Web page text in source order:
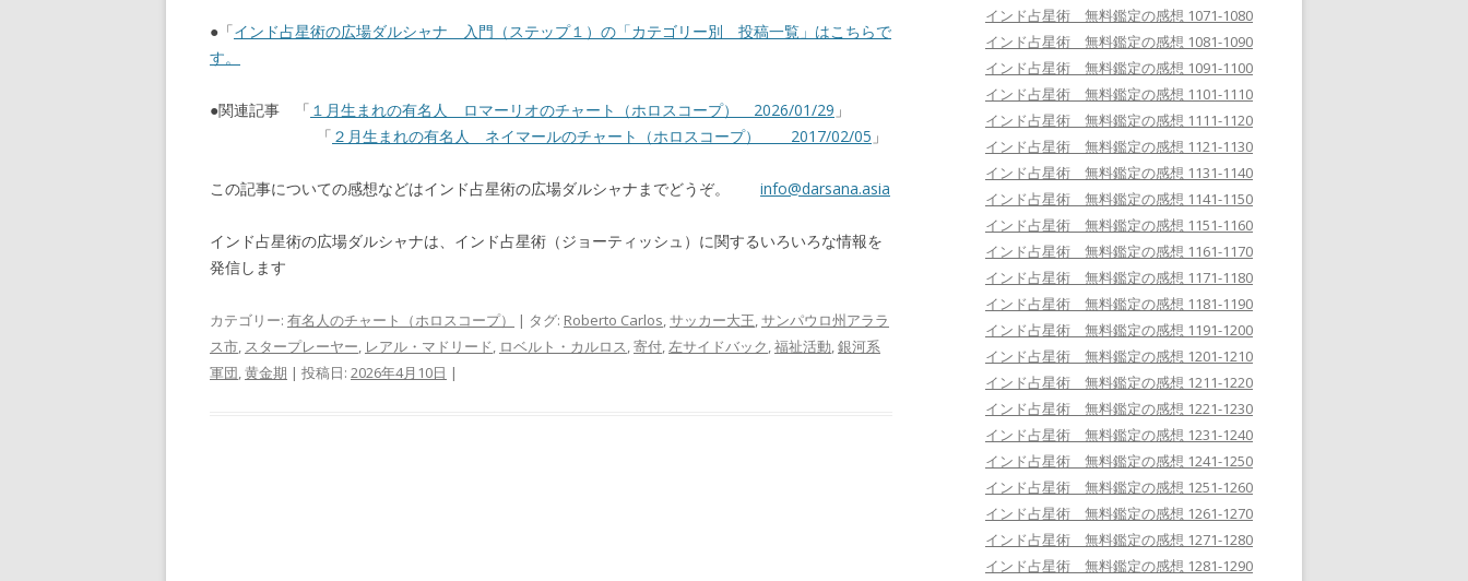
●「インド占星術の広場ダルシャナ 入門（ステップ１）の「カテゴリー別 投稿一覧」はこちらで
す。
●関連記事 「 １月生まれの有名人 ロマーリオのチャート（ホロスコープ） 2026/01/29 」
「 ２月生まれの有名人 ネイマールのチャート（ホロスコープ） 2017/02/05 」
この記事についての感想などはインド占星術の広場ダルシャナまでどうぞ。 info@darsana.asia
インド占星術の広場ダルシャナは、インド占星術（ジョーティッシュ）に関するいろいろな情報を
発信します
カテゴリー: 有名人のチャート（ホロスコープ） | タグ: Roberto Carlos サッカー大王 サンパウロ州アララ
ス市 スタープレーヤー レアル・マドリード ロベルト・カルロス 寄付 左サイドバック 福祉活動 銀河系
軍団 黄金期 | 投稿日: 2026年4月10日 |
インド占星術 無料鑑定の感想 1071-1080
インド占星術 無料鑑定の感想 1081-1090
インド占星術 無料鑑定の感想 1091-1100
インド占星術 無料鑑定の感想 1101-1110
インド占星術 無料鑑定の感想 1111-1120
インド占星術 無料鑑定の感想 1121-1130
インド占星術 無料鑑定の感想 1131-1140
インド占星術 無料鑑定の感想 1141-1150
インド占星術 無料鑑定の感想 1151-1160
インド占星術 無料鑑定の感想 1161-1170
インド占星術 無料鑑定の感想 1171-1180
インド占星術 無料鑑定の感想 1181-1190
インド占星術 無料鑑定の感想 1191-1200
インド占星術 無料鑑定の感想 1201-1210
インド占星術 無料鑑定の感想 1211-1220
インド占星術 無料鑑定の感想 1221-1230
インド占星術 無料鑑定の感想 1231-1240
インド占星術 無料鑑定の感想 1241-1250
インド占星術 無料鑑定の感想 1251-1260
インド占星術 無料鑑定の感想 1261-1270
インド占星術 無料鑑定の感想 1271-1280
インド占星術 無料鑑定の感想 1281-1290